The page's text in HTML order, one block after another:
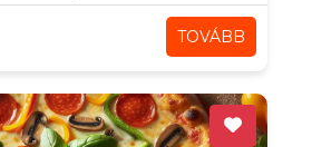
TOVÁBB